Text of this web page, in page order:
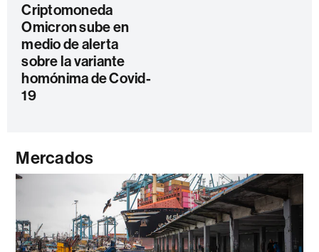
Criptomoneda
Omicron sube en
medio de alerta
sobre la variante
homónima de Covid-
19
Mercados